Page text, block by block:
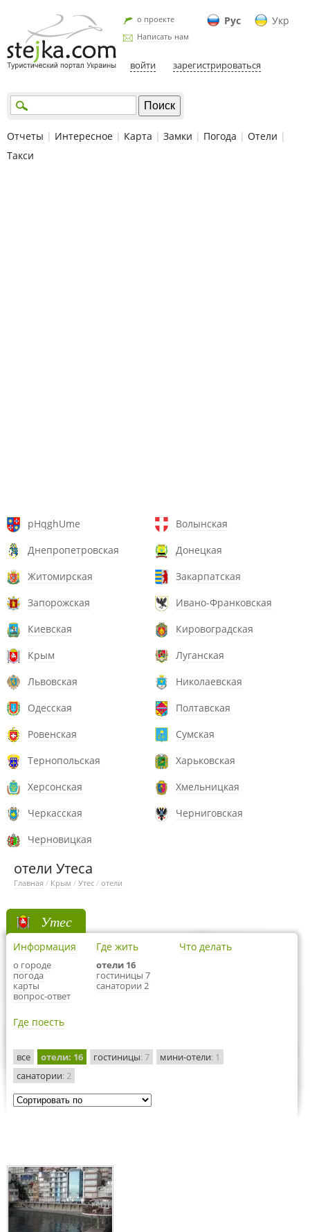
Рус Укр
о проекте
Написать нам
войти зарегистрироваться
Отчеты | Интересное | Карта | Замки | Погода | Отели |
Такси
pHqghUme
Волынская
Днепропетровская
Донецкая
Житомирская
Закарпатская
Запорожская
Ивано-Франковская
Киевская
Кировоградская
Крым
Луганская
Львовская
Николаевская
Одесская
Полтавская
Ровенская
Сумская
Тернопольская
Харьковская
Херсонская
Хмельницкая
Черкасская
Черниговская
Черновицкая
отели Утеса
Главная / Крым / Утес / отели
Утес
Информация
о городе
погода
карты
вопрос-ответ
Где жить
отели 16
гостиницы 7
санатории 2
Что делать
Где поесть
все отели: 16 гостиницы: 7 мини-отели: 1
санатории: 2